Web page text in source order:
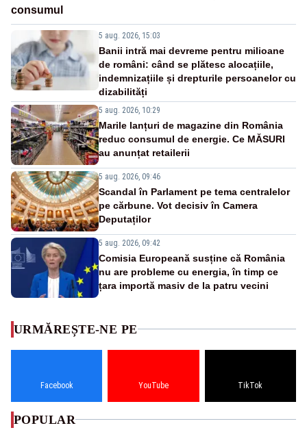
consumul
5 aug. 2026, 15:03
Banii intră mai devreme pentru milioane
de români: când se plătesc alocațiile,
indemnizațiile și drepturile persoanelor cu
dizabilități
5 aug. 2026, 10:29
Marile lanțuri de magazine din România
reduc consumul de energie. Ce MĂSURI
au anunțat retailerii
5 aug. 2026, 09:46
Scandal în Parlament pe tema centralelor
pe cărbune. Vot decisiv în Camera
Deputaților
5 aug. 2026, 09:42
Comisia Europeană susține că România
nu are probleme cu energia, în timp ce
țara importă masiv de la patru vecini
URMĂREȘTE-NE PE
Facebook YouTube TikTok
POPULAR